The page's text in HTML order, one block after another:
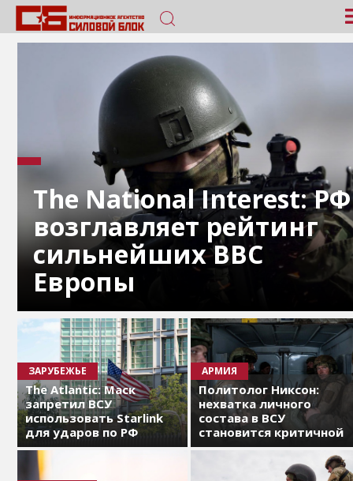
The National Interest: РФ
возглавляет рейтинг
сильнейших ВВС
Европы
ЗАРУБЕЖЬЕ
The Atlantic: Маск
запретил ВСУ
использовать Starlink
для ударов по РФ
АРМИЯ
Политолог Никсон:
нехватка личного
состава в ВСУ
становится критичной